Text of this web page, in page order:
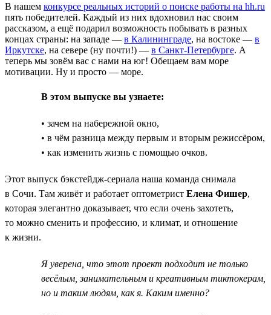
В нашем конкурсе реальных историй о поиске работы на hh.ru
пять победителей. Каждый из них вдохновил нас своим
рассказом, а ещё подарил возможность побывать в разных
концах страны: на западе — в Калининграде, на востоке — в
Иркутске, на севере (ну почти!) — в Санкт-Петербурге. А
теперь мы зовём вас с нами на юг! Обещаем вам море
мотивации. Ну и просто — море.
В этом выпуске вы узнаете:
• зачем на набережной окно,
• в чём разница между первым и вторым режиссёром,
• как изменить жизнь с помощью очков.
Этот выпуск бэкстейдж-сериала наша команда снимала
в Сочи. Там живёт и работает оптометрист Елена Фишер,
которая элегантно доказывает, что если очень захотеть,
то можно сменить и профессию, и климат, и отношение
к жизни.
Я уверена, что этот проект подходит не только
весёлым, занимательным и креативным тиктокерам,
но и таким людям, как я. Каким именно?